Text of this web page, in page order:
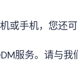
或手机，您还
服务。请与我